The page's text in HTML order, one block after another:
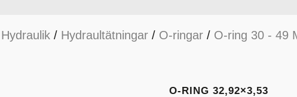
HYDRAULIKTILLBEHÖR HYDRAULMOTORER
Hydraulik / Hydraultätningar / O-ringar / O-ring 30 - 49
O-RING 32,92×3,53